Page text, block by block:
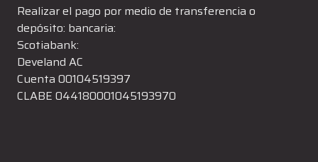
Realizar el pago por medio de transferencia o
depósito: bancaria:
Scotiabank:
Develand AC
Cuenta 00104519397
CLABE 044180001045193970